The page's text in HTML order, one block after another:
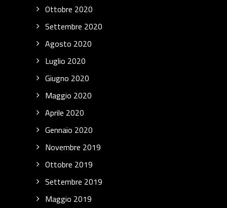
Ottobre 2020
Settembre 2020
Agosto 2020
Luglio 2020
Giugno 2020
Maggio 2020
Aprile 2020
Gennaio 2020
Novembre 2019
Ottobre 2019
Settembre 2019
Maggio 2019